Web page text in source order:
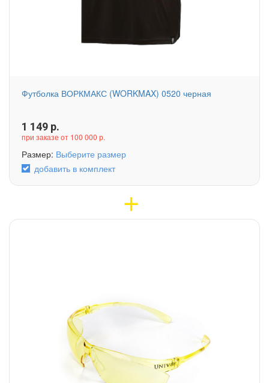
Футболка ВОРКМАКС (WORKMAX) 0520 черная
1 149 р.
при заказе от 100 000 р.
Размер: Выберите размер
добавить в комплект